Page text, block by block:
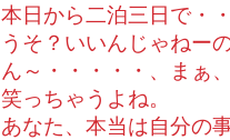
本日から二泊三日で・
うそ？いいんじゃねー
ん～・・・・・、まぁ
笑っちゃうよね。
あなた、本当は自分の